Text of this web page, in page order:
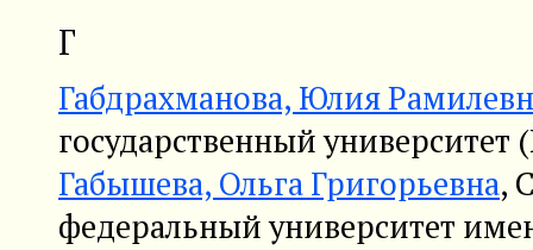
Г
Габдрахманова, Юлия
государственный университет
Габышева, Ольга Григорьевна,
федеральный университет